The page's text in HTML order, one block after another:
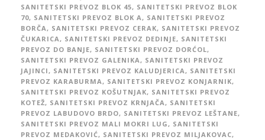
SANITETSKI PREVOZ BLOK 45, SANITETSKI PREVOZ BLOK
70, SANITETSKI PREVOZ BLOK A, SANITETSKI PREVOZ
BORČA, SANITETSKI PREVOZ CERAK, SANITETSKI PREVOZ
ČUKARICA, SANITETSKI PREVOZ DEDINJE, SANITETSKI
PREVOZ DO BANJE, SANITETSKI PREVOZ DORĆOL,
SANITETSKI PREVOZ GALENIKA, SANITETSKI PREVOZ
JAJINCI, SANITETSKI PREVOZ KALUDJERICA, SANITETSKI
PREVOZ KARABURMA, SANITETSKI PREVOZ KONJARNIK,
SANITETSKI PREVOZ KOŠUTNJAK, SANITETSKI PREVOZ
KOTEŽ, SANITETSKI PREVOZ KRNJAČA, SANITETSKI
PREVOZ LABUDOVO BRDO, SANITETSKI PREVOZ LEŠTANE,
SANITETSKI PREVOZ MALI MOKRI LUG, SANITETSKI
PREVOZ MEDAKOVIĆ, SANITETSKI PREVOZ MILJAKOVAC,